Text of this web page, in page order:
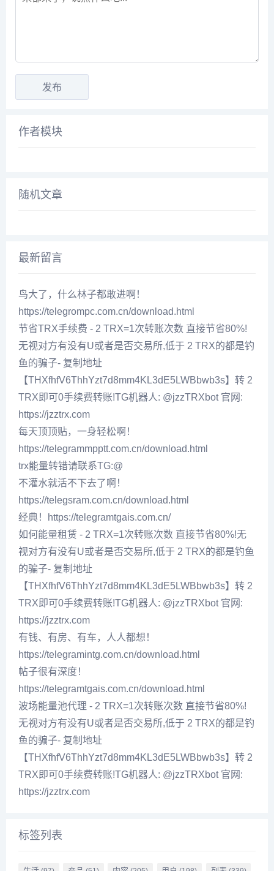
作者模块
随机文章
最新留言
鸟大了，什么林子都敢进啊！
https://telegrompc.com.cn/download.html
节省TRX手续费 - 2 TRX=1次转账次数 直接节省80%!
无视对方有没有U或者是否交易所,低于 2 TRX的都是钓
鱼的骗子- 复制地址
【THXfhfV6ThhYzt7d8mm4KL3dE5LWBbwb3s】转 2
TRX即可0手续费转账!TG机器人: @jzzTRXbot 官网:
https://jzztrx.com
每天顶顶贴，一身轻松啊！
https://telegrammpptt.com.cn/download.html
trx能量转错请联系TG:@
不灌水就活不下去了啊！
https://telegsram.com.cn/download.html
经典！https://telegramtgais.com.cn/
如何能量租赁 - 2 TRX=1次转账次数 直接节省80%!无
视对方有没有U或者是否交易所,低于 2 TRX的都是钓鱼
的骗子- 复制地址
【THXfhfV6ThhYzt7d8mm4KL3dE5LWBbwb3s】转 2
TRX即可0手续费转账!TG机器人: @jzzTRXbot 官网:
https://jzztrx.com
有钱、有房、有车，人人都想！
https://telegramintg.com.cn/download.html
帖子很有深度！
https://telegramtgais.com.cn/download.html
波场能量池代理 - 2 TRX=1次转账次数 直接节省80%!
无视对方有没有U或者是否交易所,低于 2 TRX的都是钓
鱼的骗子- 复制地址
【THXfhfV6ThhYzt7d8mm4KL3dE5LWBbwb3s】转 2
TRX即可0手续费转账!TG机器人: @jzzTRXbot 官网:
https://jzztrx.com
标签列表